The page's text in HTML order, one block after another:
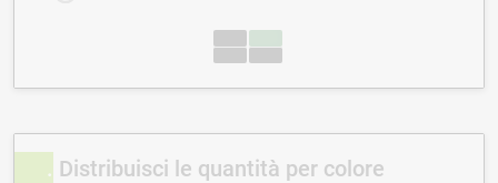
Distribuisci le quantità per colore